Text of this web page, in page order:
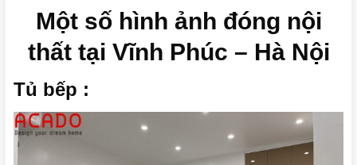
Một số hình ảnh đóng nội
thất tại Vĩnh Phúc – Hà Nội
Tủ bếp :